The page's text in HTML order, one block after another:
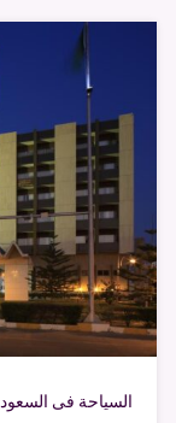
السياحة فى